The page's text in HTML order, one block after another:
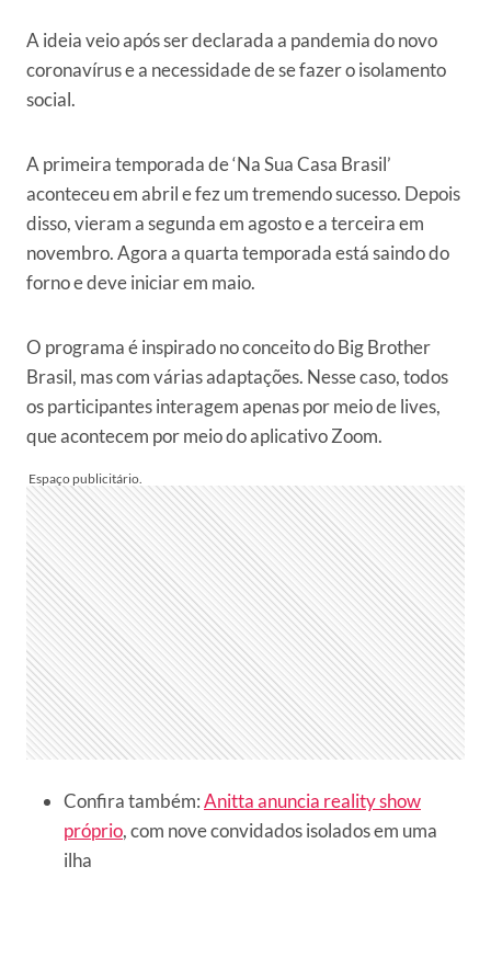
A ideia veio após ser declarada a pandemia do novo
coronavírus e a necessidade de se fazer o isolamento
social.
A primeira temporada de ‘Na Sua Casa Brasil’
aconteceu em abril e fez um tremendo sucesso. Depois
disso, vieram a segunda em agosto e a terceira em
novembro. Agora a quarta temporada está saindo do
forno e deve iniciar em maio.
O programa é inspirado no conceito do Big Brother
Brasil, mas com várias adaptações. Nesse caso, todos
os participantes interagem apenas por meio de lives,
que acontecem por meio do aplicativo Zoom.
Confira também:Anitta anuncia reality show
próprio, com nove convidados isolados em uma
ilha